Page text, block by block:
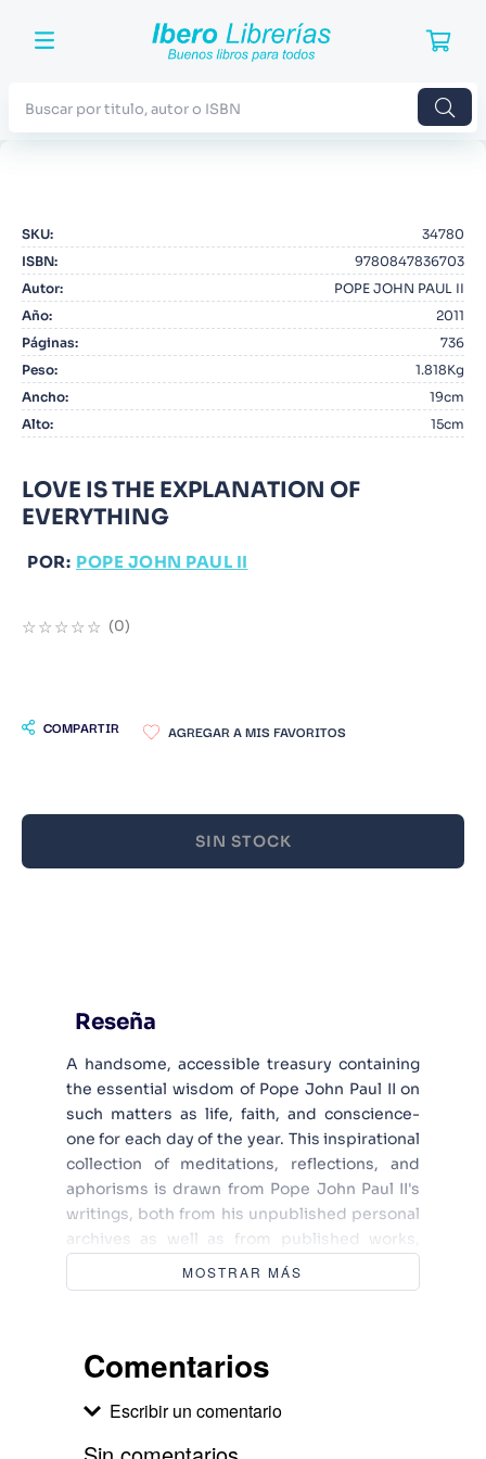
SKU:
34780
ISBN:
9780847836703
Autor:
POPE JOHN PAUL II
Año:
2011
Páginas:
736
Peso:
1.818Kg
Ancho:
19cm
Alto: 15cm
LOVE IS THE EXPLANATION OF
EVERYTHING
POR: POPE JOHN PAUL II
☆☆☆☆☆ (0)
COMPARTIR
SIN STOCK
Reseña
A handsome, accessible treasury containing
the essential wisdom of Pope John Paul II on
such matters as life, faith, and conscience-
one for each day of the year. This inspirational
collection of meditations, reflections, and
aphorisms is drawn from Pope John Paul II's
writings, both from his unpublished personal
archives as well as from published works,
including sermons given during pastoral
visits, official interviews, Youth Day
meditations will enhance and inspire faith,
source of spiritual renewal. The meditations
MOSTRAR MÁS
Comentarios
Escribir un comentario
2. Blue Lock
3.
4. Odisea
5. Manga
6. Iliada
7. Stephen King
9. Warhammer
10. Infantil